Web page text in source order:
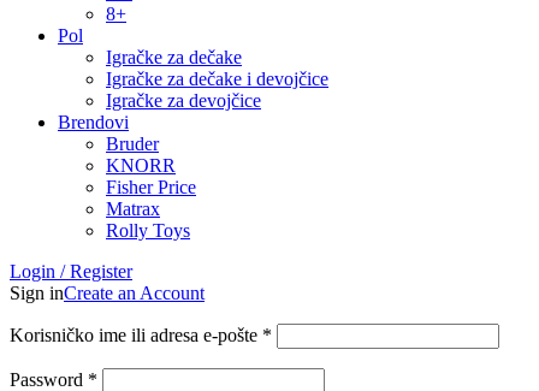
8+
Pol
Igračke za dečake
Igračke za dečake i devojčice
Igračke za devojčice
Brendovi
Bruder
KNORR
Fisher Price
Matrax
Rolly Toys
Login / Register
Sign inCreate an Account
Korisničko ime ili adresa e-pošte *
Password *